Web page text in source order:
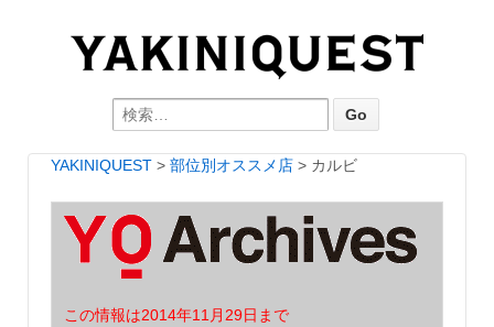
Search for:
YAKINIQUEST > 部位別オススメ店 > カルビ
この情報は2014年11月29日まで